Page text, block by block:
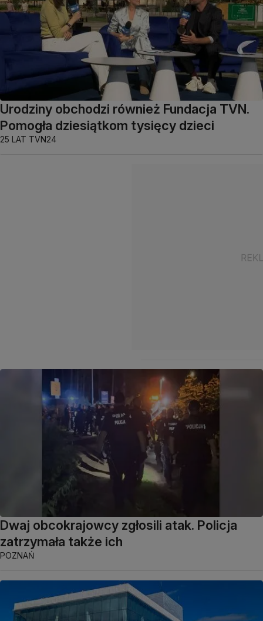
Urodziny obchodzi również Fundacja TVN.
Pomogła dziesiątkom tysięcy dzieci
25 LAT TVN24
Dwaj obcokrajowcy zgłosili atak. Policja
zatrzymała także ich
POZNAŃ